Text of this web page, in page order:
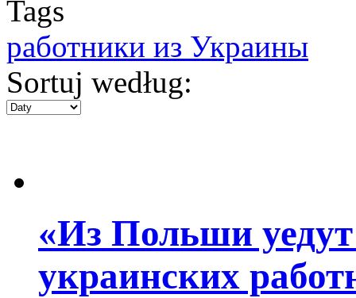
Tags
работники из Украины
Sortuj według:
«Из Польши
украинских